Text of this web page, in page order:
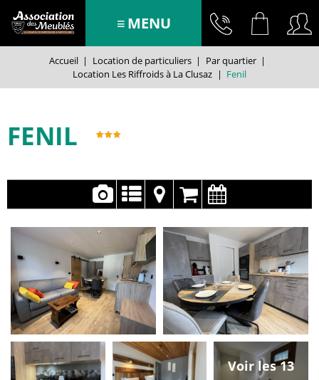
MENU
Accueil | Location de particuliers | Par quartier |
Location Les Riffroids à La Clusaz | Fenil
FENIL
Voir les 13